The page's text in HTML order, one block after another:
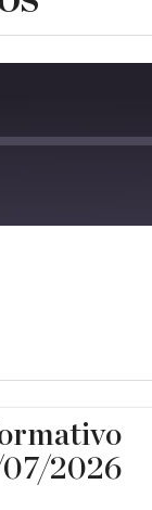
2026